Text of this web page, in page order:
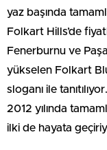
yaz başında
Folkart Hills’de
Fenerburnu ve
yükselen Folkart
sloganı ile
2012 yılında
ilki de hayata